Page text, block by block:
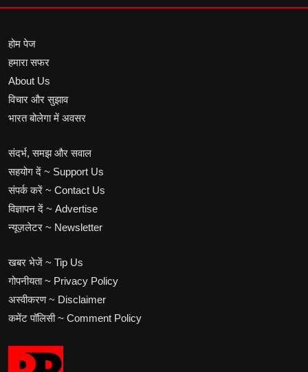
होम पेज
हमारा सफर
About Us
विचार और सुझाव
भारत बोलेगा में अवसर
संदर्भ, समझ और सवाल
सहयोग दें ~ Support Us
संपर्क करें ~ Contact Us
विज्ञापन दें ~ Advertise
न्यूज़लेटर ~ Newsletter
खबर भेजें ~ Tip Us
गोपनीयता ~ Privacy Policy
अस्वीकरण ~ Disclaimer
कमेंट पॉलिसी ~ Comment Policy